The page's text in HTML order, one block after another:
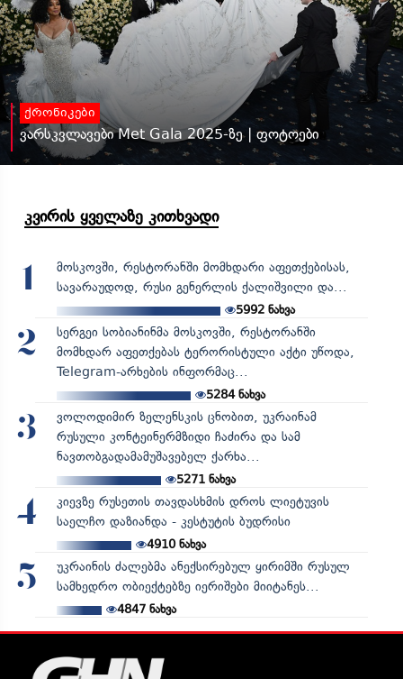
ქრონიკები
ვარსკვლავები Met Gala 2025-ზე | ფოტოები
კვირის ყველაზე კითხვადი
1
მოსკოვში, რესტორანში მომხდარი აფეთქებისას,
სავარაუდოდ, რუსი გენერლის ქალიშვილი და...
5992 ნახვა
2
სერგეი სობიანინმა მოსკოვში, რესტორანში
მომხდარ აფეთქებას ტერორისტული აქტი უწოდა,
Telegram-არხების ინფორმაც...
5284ნახვა
3
ვოლოდიმირ ზელენსკის ცნობით, უკრაინამ
რუსული კონტეინერმზიდი ჩაძირა და სამ
ნავთობგადამამუშავებელ ქარხა...
5271ნახვა
4
კიევზე რუსეთის თავდასხმის დროს ლიეტუვის
საელჩო დაზიანდა - კესტუტის ბუდრისი
4910ნახვა
5
უკრაინის ძალებმა ანექსირებულ ყირიმში რუსულ
სამხედრო ობიექტებზე იერიშები მიიტანეს...
4847ნახვა